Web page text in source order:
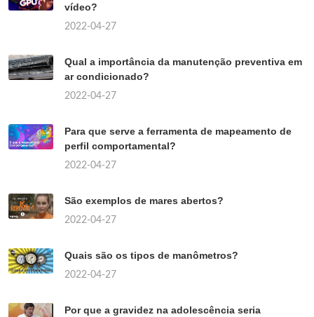
vídeo?
2022-04-27
Qual a importância da manutenção preventiva em
ar condicionado?
2022-04-27
Para que serve a ferramenta de mapeamento de
perfil comportamental?
2022-04-27
São exemplos de mares abertos?
2022-04-27
Quais são os tipos de manômetros?
2022-04-27
Por que a gravidez na adolescência seria